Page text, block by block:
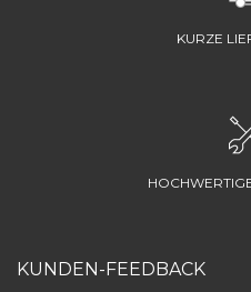
KURZE
KUNDEN-FEEDBACK